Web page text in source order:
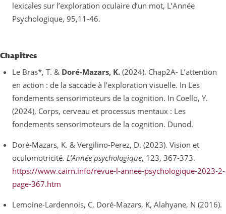
lexicales sur l’exploration oculaire d’un mot, L’Année
Psychologique, 95,11-46.
Chapitres
Le Bras*, T. &Doré-Mazars, K.(2024). Chap2A- L’attention
en action : de la saccade à l’exploration visuelle. In Les
fondements sensorimoteurs de la cognition. In Coello, Y.
(2024), Corps, cerveau et processus mentaux : Les
fondements sensorimoteurs de la cognition. Dunod.
Doré-Mazars, K. & Vergilino-Perez, D. (2023). Vision et
oculomotricité. L’Année psychologique, 123, 367-373.
https://www.cairn.info/revue-l-annee-psychologique-2023-2-
page-367.htm
Lemoine-Lardennois, C, Doré-Mazars, K, Alahyane, N (2016).